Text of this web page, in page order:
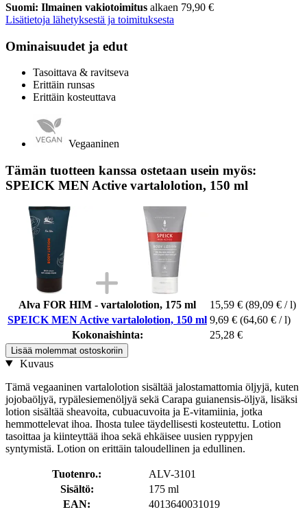
Suomi: Ilmainen vakiotoimitus alkaen 79,90 €
Lisätietoja lähetyksestä ja toimituksesta
Ominaisuudet ja edut
Tasoittava & ravitseva
Erittäin runsas
Erittäin kosteuttava
Vegaaninen
Tämän tuotteen kanssa ostetaan usein myös:
SPEICK MEN Active vartalolotion, 150 ml
Alva FOR HIM - vartalolotion, 175 ml 15,59 € (89,09 € / l)
SPEICK MEN Active vartalolotion, 150 ml 9,69 € (64,60 € / l)
Kokonaishinta:
25,28 €
Lisää molemmat ostoskoriin
Kuvaus
Tämä vegaaninen vartalolotion sisältää jalostamattomia öljyjä, kuten
jojobaöljyä, rypälesiemenöljyä sekä Carapa guianensis-öljyä, lisäksi
lotion sisältää sheavoita, cubuacuvoita ja E-vitamiinia, jotka
hemmottelevat ihoa. Ihosta tulee täydellisesti kosteutettu. Lotion
tasoittaa ja kiinteyttää ihoa sekä ehkäisee uusien ryppyjen
syntymistä. Lotion on erittäin taloudellinen ja edullinen.
Tuotenro.:
ALV-3101
Sisältö:
175 ml
EAN:
4013640031019